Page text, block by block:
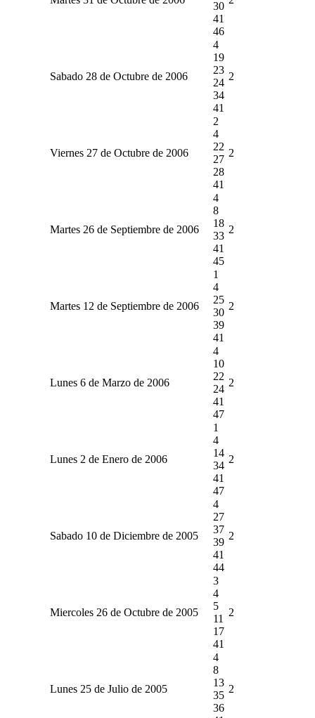
30
41
46
Sabado 28 de Octubre de 2006
4
19
23
24
34
41
2
Viernes 27 de Octubre de 2006
2
4
22
27
28
41
2
Martes 26 de Septiembre de 2006
4
8
18
33
41
45
2
Martes 12 de Septiembre de 2006
1
4
25
30
39
41
2
Lunes 6 de Marzo de 2006
4
10
22
24
41
47
2
Lunes 2 de Enero de 2006
1
4
14
34
41
47
2
Sabado 10 de Diciembre de 2005
4
27
37
39
41
44
2
Miercoles 26 de Octubre de 2005
3
4
5
11
17
41
2
Lunes 25 de Julio de 2005
4
8
13
35
36
2